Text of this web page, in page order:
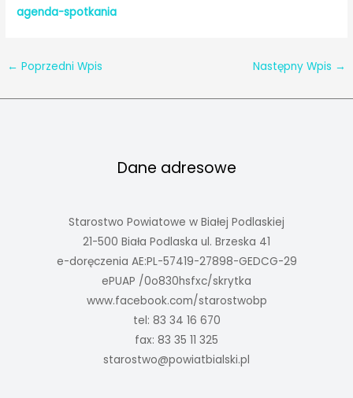
agenda-spotkania
← Poprzedni Wpis Następny Wpis →
Dane adresowe
Starostwo Powiatowe w Białej Podlaskiej
21-500 Biała Podlaska ul. Brzeska 41
e-doręczenia AE:PL-57419-27898-GEDCG-29
ePUAP /0o830hsfxc/skrytka
www.facebook.com/starostwobp
tel: 83 34 16 670
fax: 83 35 11 325
starostwo@powiatbialski.pl